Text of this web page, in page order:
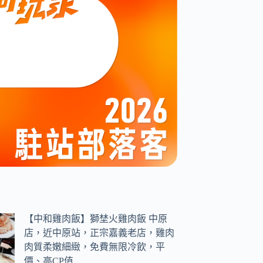
【中和雞肉飯】獅埜火雞肉飯 中原
店，近中原站，正宗嘉義老店，雞肉
肉質柔嫩細緻，免費無限冷飲，平
價、高CP值